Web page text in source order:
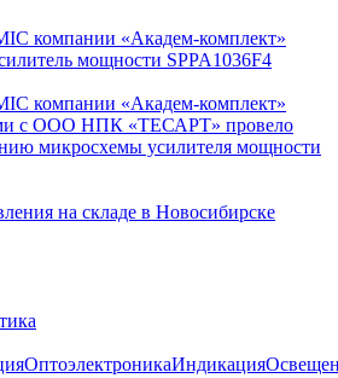
компании «Академ-комплект»
мощности SPPA1036F4
компании «Академ-комплект»
с ООО НПК «ТЕСАРТ» провело
микросхемы усилителя мощности
на складе в Новосибирске
ОптоэлектроникаИндикация